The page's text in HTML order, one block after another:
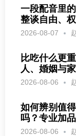
一段配音里
整谈自由、
2026-08-07
比吃什么更
人、婚姻与
2026-08-06
如何辨别值
吗？专业加
2026-08-06